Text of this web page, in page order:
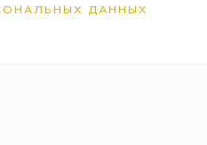
ДАННЫХ